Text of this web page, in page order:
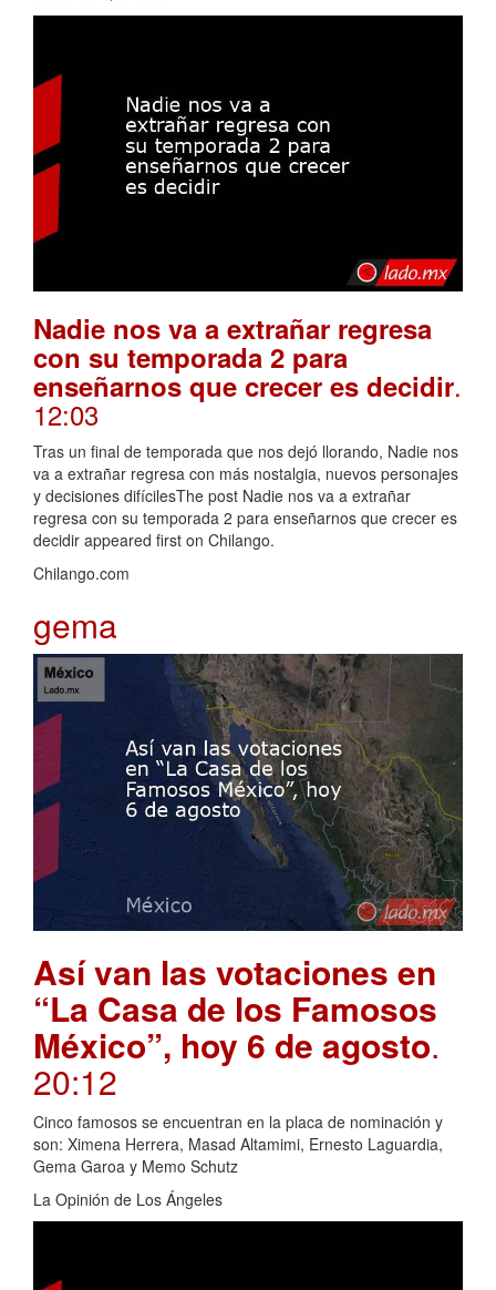
Nadie nos va a extrañar regresa
con su temporada 2 para
enseñarnos que crecer es decidir.
12:03
Tras un final de temporada que nos dejó llorando, Nadie nos
va a extrañar regresa con más nostalgia, nuevos personajes
y decisiones difícilesThe post Nadie nos va a extrañar
regresa con su temporada 2 para enseñarnos que crecer es
decidir appeared first on Chilango.
Chilango.com
gema
Así van las votaciones en
“La Casa de los Famosos
México”, hoy 6 de agosto.
20:12
Cinco famosos se encuentran en la placa de nominación y
son: Ximena Herrera, Masad Altamimi, Ernesto Laguardia,
Gema Garoa y Memo Schutz
La Opinión de Los Ángeles